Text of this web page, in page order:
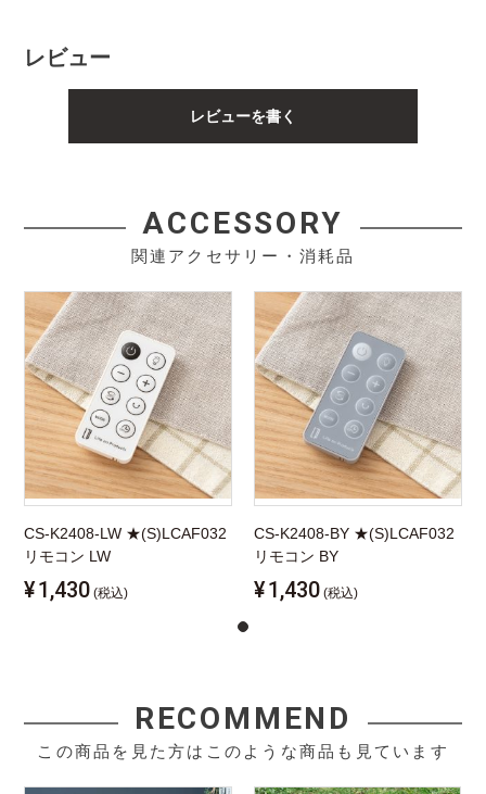
レビュー
レビューを書く
ACCESSORY
関連アクセサリー・消耗品
CS-K2408-LW ★(S)LCAF032
リモコン LW
¥1,430 (税込)
CS-K2408-BY ★(S)LCAF032
リモコン BY
¥1,430 (税込)
RECOMMEND
この商品を見た方はこのような商品も見ています